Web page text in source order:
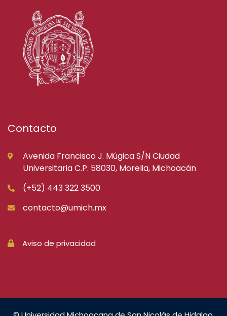
Contacto
Avenida Francisco J. Múgica S/N Ciudad
Universitaria C.P. 58030, Morelia, Michoacán
(+52) 443 322 3500
contacto@umich.mx
Aviso de privacidad